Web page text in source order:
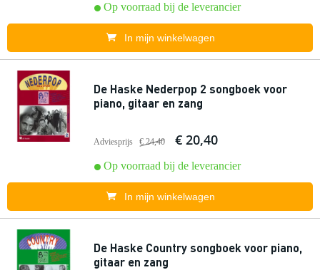
Op voorraad bij de leverancier
In mijn winkelwagen
De Haske Nederpop 2 songboek voor
piano, gitaar en zang
Adviesprijs € 24,40 € 20,40
Op voorraad bij de leverancier
In mijn winkelwagen
De Haske Country songboek voor piano,
gitaar en zang